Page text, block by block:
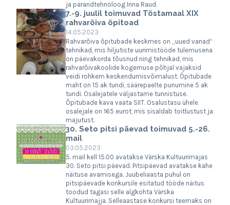
ja pärandtehnoloog Inna Raud.
7.-9. juulil toimuvad Tõstamaal XIX
rahvarõiva õpitoad
14.05.2023
Rahvarõiva õpitubade keskmes on „uued vanad“
tehnikad, mis hiljutiste uurimistööde tulemusena
on päevakorda tõusnud ning tehnikad, mis
rahvarõivakoolide kogemuse põhjal vajaksid
veidi rohkem keskendumisvõimalust. Õpitubade
maht on 15 ak tundi, säärepaelte punumine 5 ak
tundi. Osalejatele väljastame tunnistuse.
Õpitubade kava vaata SIIT. Osalustasu ühele
osalejale on 165 eurot, mis sisaldab toitlustust ja
majutust.
30. Seto pitsi päevad toimuvad 5.-26.
mail
03.05.2023
5. mail kell 15.00 avatakse Värska Kultuurimajas
30. Seto pitsi päevad. Pitsipäevad avatakse kahe
näituse avamisega. Juubeliaasta puhul on
pitsipäevade konkursile esitatud tööde näitus
toodud tagasi selle algkohta Värska
Kultuurimajja. Selleaastase konkursi teemaks on